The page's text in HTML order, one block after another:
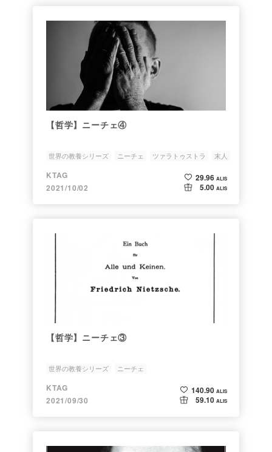
【哲学】ニーチェ④
世界の教養シリーズ ニーチェ ツァラトゥストラ
末人
超人
KTAG
2021/10/02
29.96 ALIS
5.00 ALIS
【哲学】ニーチェ③
世界の教養シリーズ
ニーチェ
ツァラトゥストラはこう言った
KTAG
2021/09/30
140.90 ALIS
59.10 ALIS